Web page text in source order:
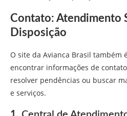
Contato: Atendimento
Disposição
O site da Avianca Brasil também
encontrar informações de
resolver pendências ou buscar
e serviços.